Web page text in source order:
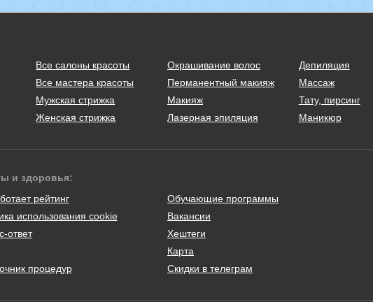
Все салоны красоты
Все мастера красоты
Мужская стрижка
Женская стрижка
Окрашивание волос
Перманентный макияж
Макияж
Лазерная эпиляция
Депиляция
Массаж
Тату, пирсинг
Маникюр
и здоровья:
рейтинг
использования cookie
ответ
процедур
Обучающие программы
Вакансии
Хештеги
Карта
Скидки в телеграм